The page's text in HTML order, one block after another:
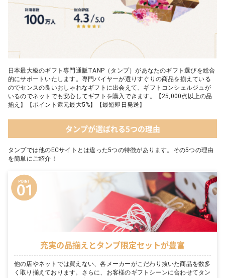
日本最大級のギフト専門通販TANP（タンプ）があなたのギフト選びを総合
的にサポートいたします。専門バイヤーが選りすぐりの商品を揃えている
のでセンスの良いおしゃれなギフトに出会えて、ギフトコンシェルジュが
いるのでネットでも安心してギフトを購入できます。【25,000点以上の品
揃え】【ポイント還元最大5%】【最短即日発送】
タンプが選ばれる5つの理由
タンプでは他のECサイトとは違った5つの特徴があります。その5つの理由
を簡単にご紹介！
充実の品揃えとタンプ限定セットが豊富
他の店やネットでは買えない、各メーカーがこだわり抜いた商品を数多
く取り揃えております。さらに、お客様のギフトシーンに合わせてタン